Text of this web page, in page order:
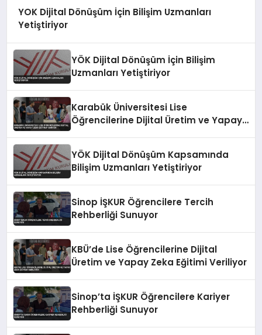
YOK Dijital Dönüşüm İçin Bilişim Uzmanları
Yetiştiriyor
YÖK Dijital Dönüşüm İçin Bilişim
Uzmanları Yetiştiriyor
Karabük Üniversitesi Lise
Öğrencilerine Dijital Üretim ve Yapay
YÖK Dijital Dönüşüm Kapsamında
Bilişim Uzmanları Yetiştiriyor
Sinop İŞKUR Öğrencilere Tercih
Rehberliği Sunuyor
KBÜ’de Lise Öğrencilerine Dijital
Üretim ve Yapay Zeka Eğitimi Veriliyor
Sinop’ta İŞKUR Öğrencilere Kariyer
Rehberliği Sunuyor